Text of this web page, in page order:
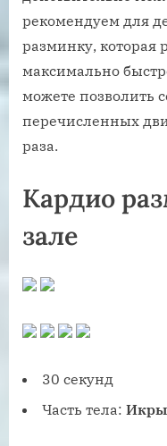
рекомендуем для
разминку, которая
максимально
можете позволить
перечисленных
раза.
Кардио
зале
30 секунд
Часть тела: Икры